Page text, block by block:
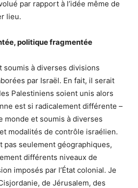
par rapport à l’idée même de
lieu.
politique fragmentée
soumis à diverses divisions
par Israël. En fait, il serait
Palestiniens soient unis alors
est si radicalement différente –
monde et soumis à diverses
modalités de contrôle israélien.
pas seulement géographiques,
différents niveaux de
imposés par l’État colonial. Je
de Jérusalem, des